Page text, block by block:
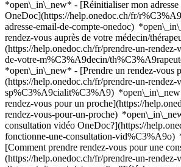
*open\_in\_new* - [Réinitialiser mon adresse
OneDoc](https://help.onedoc.ch/fr/
adresse-email-de-compte-onedoc)
rendez-vous auprès de votre médecin/
(https://help.onedoc.ch/fr/prendre-un-
de-votre-m%C3%A9decin/
*open\_in\_new* - [Prendre un rendez-vous
(https://help.onedoc.ch/fr/prendre-un-rendez-
sp%C3%A9cialit%C3%A9)
rendez-vous pour un proche](https://
rendez-vous-pour-un-proche)
consultation vidéo OneDoc?](https://
fonctionne-une-consultation-vid%C3%A9o)
[Comment prendre rendez-vous pour une
(https://help.onedoc.ch/fr/prendre-un-